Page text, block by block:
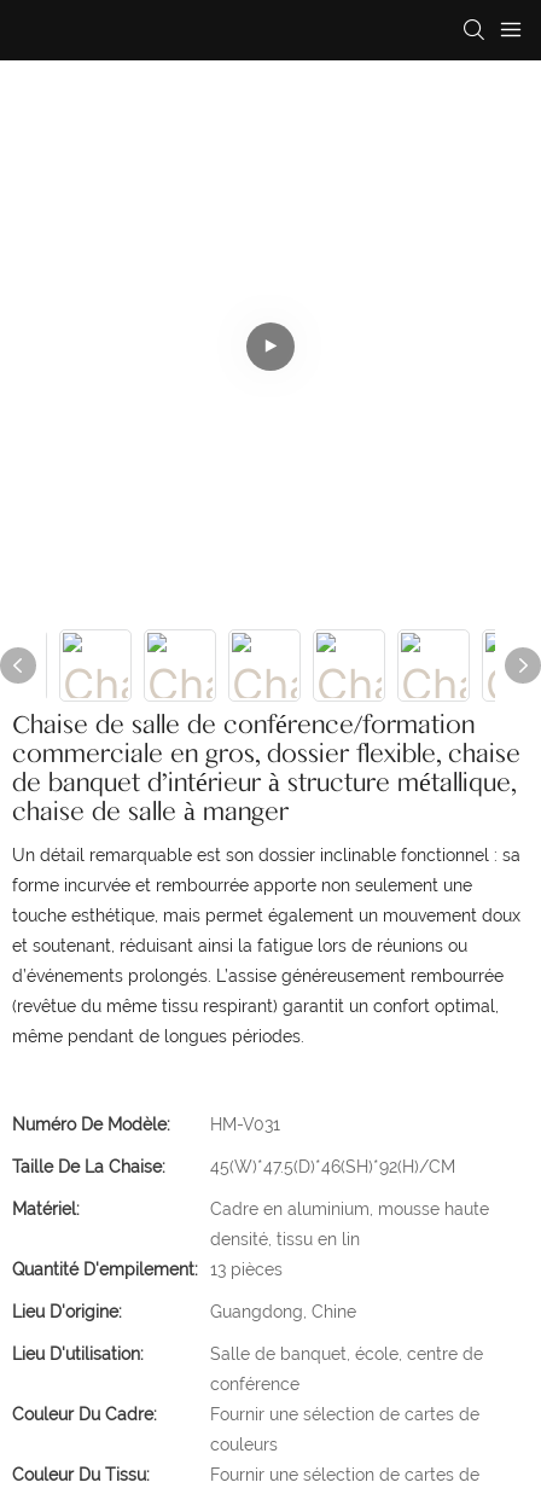
Chaise de salle de conférence/formation
commerciale en gros, dossier flexible, chaise
de banquet d'intérieur à structure métallique,
chaise de salle à manger
Un détail remarquable est son dossier inclinable fonctionnel : sa
forme incurvée et rembourrée apporte non seulement une
touche esthétique, mais permet également un mouvement doux
et soutenant, réduisant ainsi la fatigue lors de réunions ou
d’événements prolongés. L’assise généreusement rembourrée
(revêtue du même tissu respirant) garantit un confort optimal,
même pendant de longues périodes.
Numéro De Modèle: HM-V031
Taille De La Chaise: 45(W)*47.5(D)*46(SH)*92(H)/CM
Matériel:
Cadre en aluminium, mousse haute
densité, tissu en lin
Quantité D'empilement:
13 pièces
Lieu D'origine: Guangdong, Chine
Lieu D'utilisation:
Salle de banquet, école, centre de
conférence
Couleur Du Cadre:
Fournir une sélection de cartes de
couleurs
Couleur Du Tissu:
Fournir une sélection de cartes de